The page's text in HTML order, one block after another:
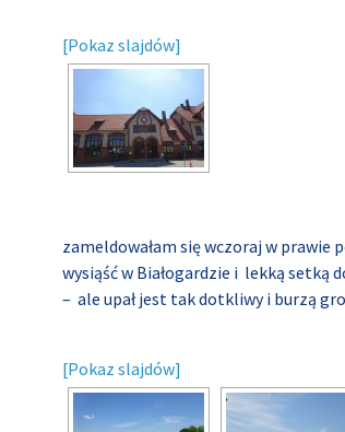
[Pokaz slajdów]
zameldowałam się wczoraj w prawie
wysiąść w Białogardzie i lekką setką
– ale upał jest tak dotkliwy i burzą
[Pokaz slajdów]